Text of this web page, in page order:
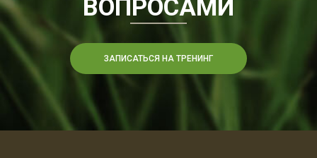
ВОПРОСАМИ
ЗАПИСАТЬСЯ НА ТРЕНИНГ